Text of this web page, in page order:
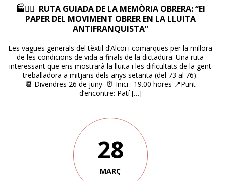
🏭✊🏼 RUTA GUIADA DE LA MEMÒRIA OBRERA: “El
PAPER DEL MOVIMENT OBRER EN LA LLUITA
ANTIFRANQUISTA”
Les vagues generals del tèxtil d’Alcoi i comarques per la millora
de les condicions de vida a finals de la dictadura. Una ruta
interessant que ens mostrarà la lluita i les dificultats de la gent
treballadora a mitjans dels anys setanta (del 73 al 76).
📆 Divendres 26 de juny ⏰ Inici : 19.00 hores 📍Punt
d’encontre: Patí […]
28
MARÇ